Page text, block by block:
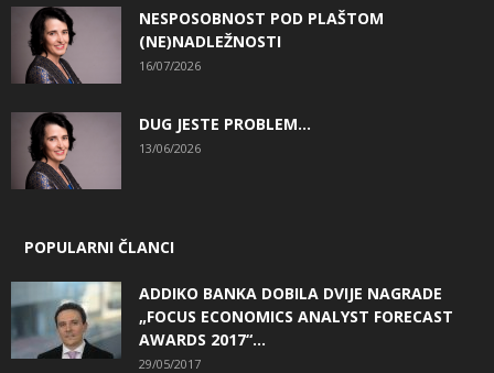
NESPOSOBNOST POD PLAŠTOM
(NE)NADLEŽNOSTI
16/07/2026
DUG JESTE PROBLEM…
13/06/2026
POPULARNI ČLANCI
ADDIKO BANKA DOBILA DVIJE NAGRADE
„FOCUS ECONOMICS ANALYST FORECAST
AWARDS 2017“...
29/05/2017